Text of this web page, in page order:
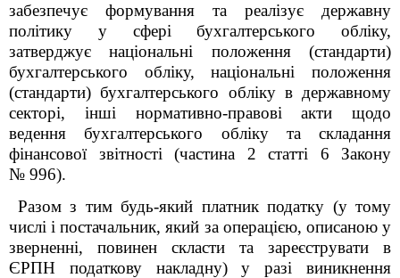
забезпечує формування та реалізує державну
політику у сфері бухгалтерського обліку,
затверджує національні положення (стандарти)
бухгалтерського обліку, національні положення
(стандарти) бухгалтерського обліку в державному
секторі, інші нормативно-правові акти щодо
ведення бухгалтерського обліку та складання
фінансової звітності (частина 2 статті 6 Закону
№ 996).
Разом з тим будь-який платник податку (у тому
числі і постачальник, який за операцією, описаною у
зверненні, повинен скласти та зареєструвати в
ЄРПН податкову накладну) у разі виникнення